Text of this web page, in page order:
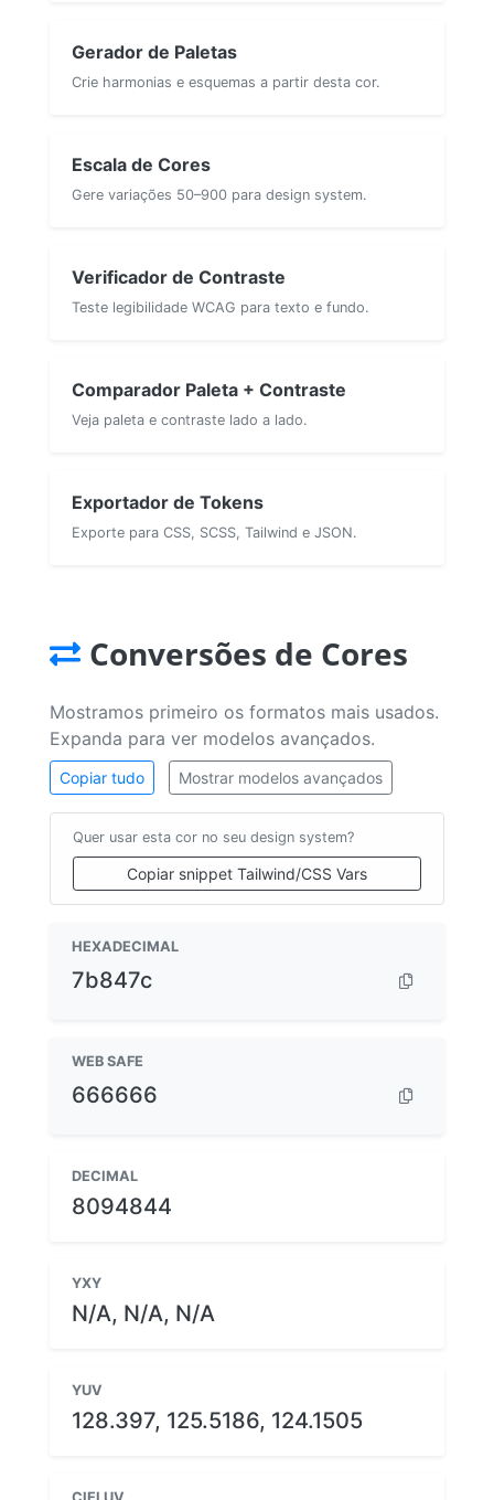
Gerador de Paletas
Crie harmonias e esquemas a partir desta cor.
Escala de Cores
Gere variações 50–900 para design system.
Verificador de Contraste
Teste legibilidade WCAG para texto e fundo.
Comparador Paleta + Contraste
Veja paleta e contraste lado a lado.
Exportador de Tokens
Exporte para CSS, SCSS, Tailwind e JSON.
Conversões de Cores
Mostramos primeiro os formatos mais usados.
Expanda para ver modelos avançados.
Copiar tudo Mostrar modelos avançados
Quer usar esta cor no seu design system?
Copiar snippet Tailwind/CSS Vars
HEXADECIMAL
7b847c
WEB SAFE
666666
DECIMAL
8094844
YXY
N/A, N/A, N/A
YUV
128.397, 125.5186, 124.1505
CIELUV